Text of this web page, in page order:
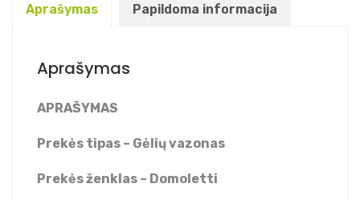
Aprašymas Papildoma informacija
Aprašymas
APRAŠYMAS
Prekės tipas – Gėlių vazonas
Prekės ženklas – Domoletti